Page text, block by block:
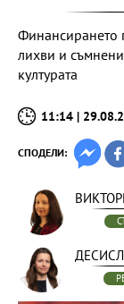
Финансирането
лихви и
културата
11:14 |
СПОДЕЛИ: